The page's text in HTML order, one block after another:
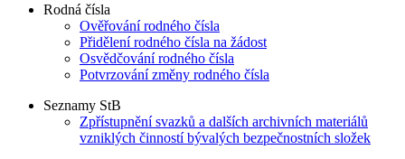
Rodná čísla
Ověřování rodného čísla
Přidělení rodného čísla na žádost
Osvědčování rodného čísla
Potvrzování změny rodného čísla
Seznamy StB
Zpřístupnění svazků a dalších archivních materiálů
vzniklých činností bývalých bezpečnostních složek